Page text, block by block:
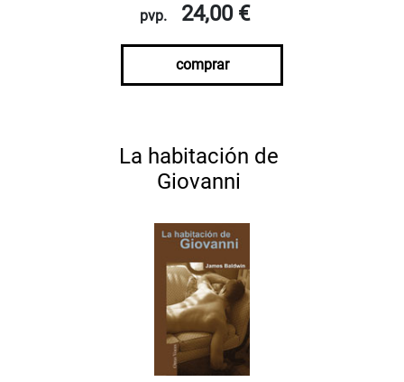
pvp. 24,00 €
comprar
La habitación de
Giovanni